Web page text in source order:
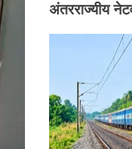
अंतरराज्यीय